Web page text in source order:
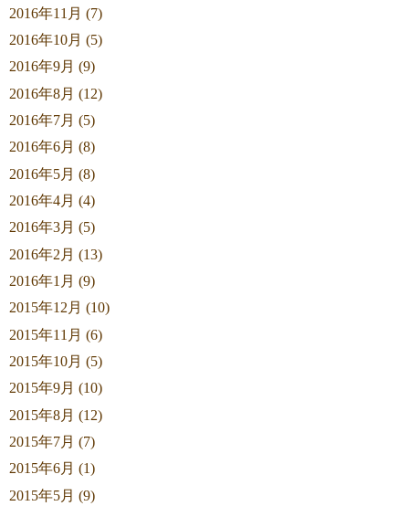
2016年11月 (7)
2016年10月 (5)
2016年9月 (9)
2016年8月 (12)
2016年7月 (5)
2016年6月 (8)
2016年5月 (8)
2016年4月 (4)
2016年3月 (5)
2016年2月 (13)
2016年1月 (9)
2015年12月 (10)
2015年11月 (6)
2015年10月 (5)
2015年9月 (10)
2015年8月 (12)
2015年7月 (7)
2015年6月 (1)
2015年5月 (9)